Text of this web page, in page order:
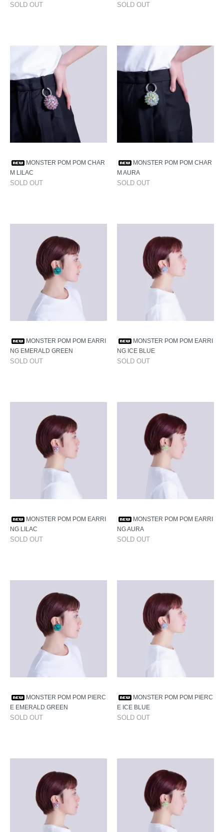
SOLD OUT SOLD OUT
MONSTER POM POM CHAR
M LILAC
SOLD OUT
MONSTER POM POM CHAR
M AURA
SOLD OUT
MONSTER POM POM EARRI
NG EMERALD GREEN
SOLD OUT
MONSTER POM POM EARRI
NG ICE BLUE
SOLD OUT
MONSTER POM POM EARRI
NG LILAC
SOLD OUT
MONSTER POM POM EARRI
NG AURA
SOLD OUT
MONSTER POM POM PIERC
E EMERALD GREEN
SOLD OUT
MONSTER POM POM PIERC
E ICE BLUE
SOLD OUT